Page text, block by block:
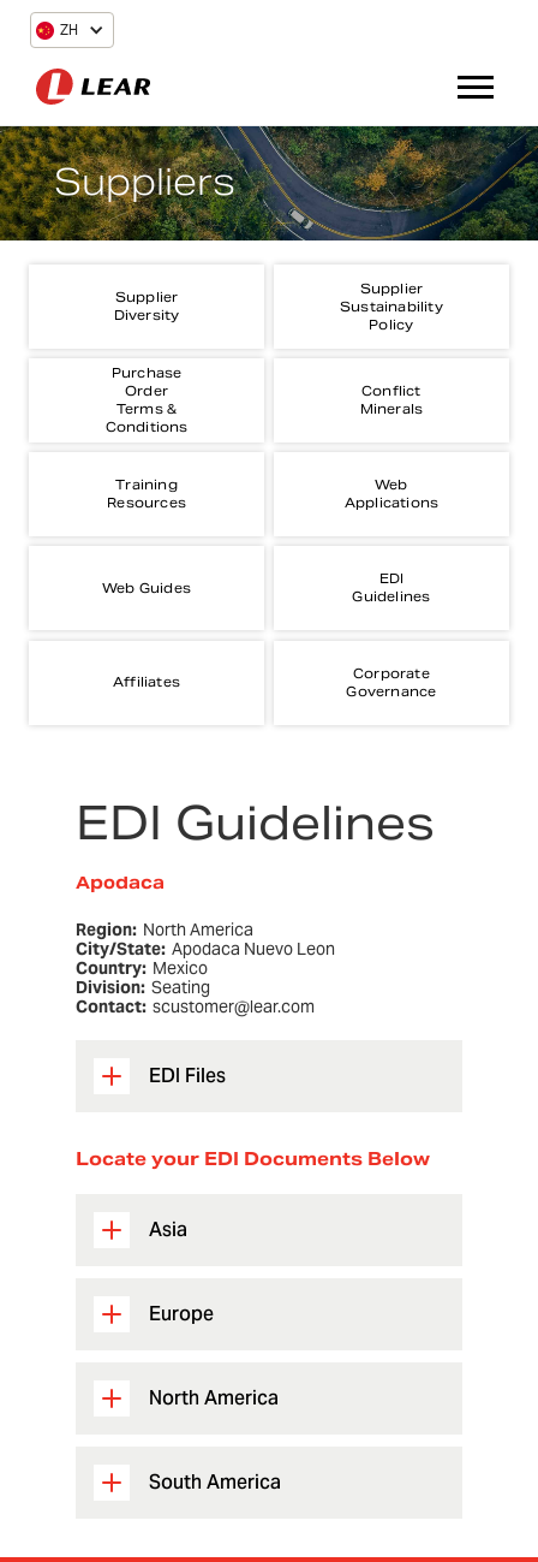
ZH
Suppliers
Supplier
Diversity
Supplier
Sustainability
Policy
Purchase
Order
Terms &
Conditions
Conflict
Minerals
Training
Resources
Web
Applications
Web Guides
EDI
Guidelines
Affiliates
Corporate
Governance
EDI Guidelines
Apodaca
Region: North America
City/State: Apodaca Nuevo Leon
Country: Mexico
Division: Seating
Contact: scustomer@lear.com
EDI Files
Locate your EDI Documents Below
Asia
Europe
North America
South America